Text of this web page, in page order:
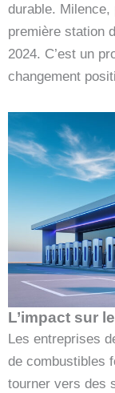
durable. Milence,
première station
2024. C’est un
changement
L’impact sur
Les entreprises
de combustibles
tourner vers des